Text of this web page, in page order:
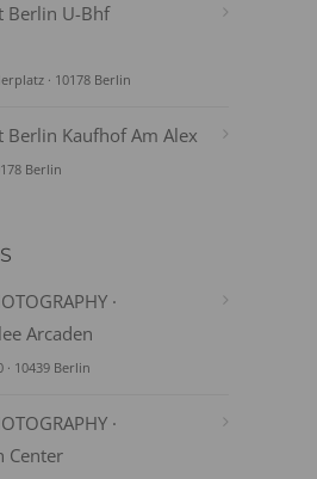
Berlin U-Bhf
· 10178 Berlin
Kaufhof Am Alex
Berlin
·
Arcaden
10439 Berlin
·
Center